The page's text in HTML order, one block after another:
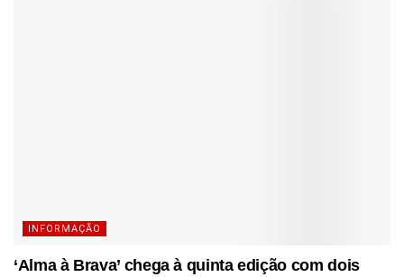
INFORMAÇÃO
‘Alma à Brava’ chega à quinta edição com dois